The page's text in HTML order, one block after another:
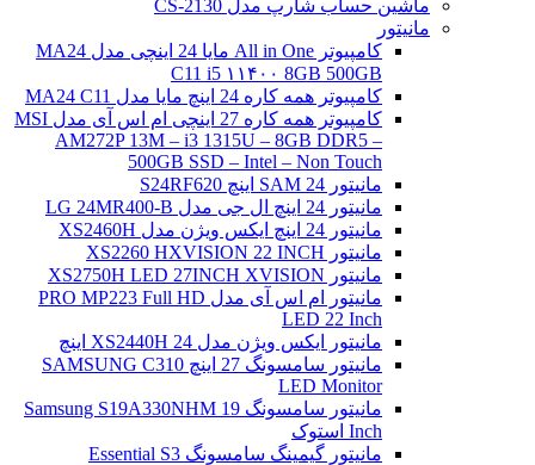
ماشین حساب شارپ مدل CS-2130
مانیتور
کامپیوتر All in One مایا 24 اینچی مدل MA24
C11 i5 ۱۱۴۰۰ 8GB 500GB
کامپیوتر همه کاره 24 اینچ مایا مدل MA24 C11
کامپیوتر همه کاره 27 اینچی ام اس آی مدل MSI
AM272P 13M – i3 1315U – 8GB DDR5 –
500GB SSD – Intel – Non Touch
مانیتور 24 SAM اینچ S24RF620
مانیتور 24 اینچ ال جی مدل LG 24MR400-B
مانیتور 24 اینچ ایکس ویژن مدل XS2460H
مانیتور XS2260 HXVISION 22 INCH
مانیتور XS2750H LED 27INCH XVISION
مانیتور ام اس آی مدل PRO MP223 Full HD
LED 22 Inch
مانیتور ایکس ویژن مدل XS2440H 24 اینچ
مانیتور سامسونگ 27 اینچ SAMSUNG C310
LED Monitor
مانیتور سامسونگ Samsung S19A330NHM 19
Inch استوک
مانیتور گیمینگ سامسونگ Essential S3